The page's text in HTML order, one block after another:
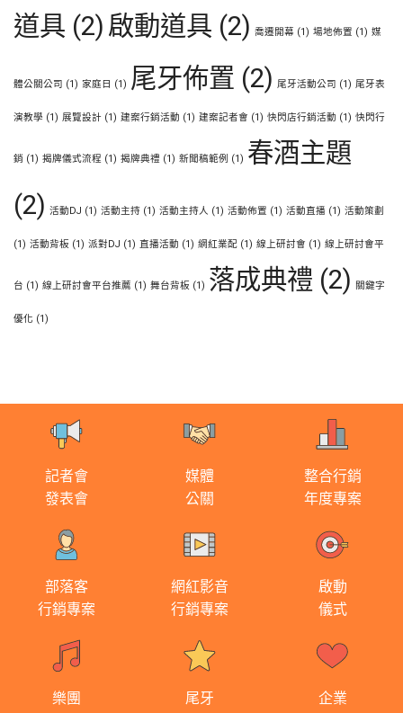
道具 (2) 啟動道具 (2) 喬遷開幕 (1) 場地佈置 (1) 媒
體公關公司 (1) 家庭日 (1) 尾牙佈置 (2) 尾牙活動公司 (1) 尾牙表
演教學 (1) 展覽設計 (1) 建案行銷活動 (1) 建案記者會 (1) 快閃店行銷活動 (1) 快閃行
銷 (1) 揭牌儀式流程 (1) 揭牌典禮 (1) 新聞稿範例 (1) 春酒主題
(2) 活動DJ (1) 活動主持 (1) 活動主持人 (1) 活動佈置 (1) 活動直播 (1) 活動策劃
(1) 活動背板 (1) 派對DJ (1) 直播活動 (1) 網紅業配 (1) 線上研討會 (1) 線上研討會平
台 (1) 線上研討會平台推薦 (1) 舞台背板 (1) 落成典禮 (2) 關鍵字
優化 (1)
記者會
發表會
媒體
公關
整合行銷
年度專案
部落客
行銷專案
網紅影音
行銷專案
啟動
儀式
樂團
尾牙
企業